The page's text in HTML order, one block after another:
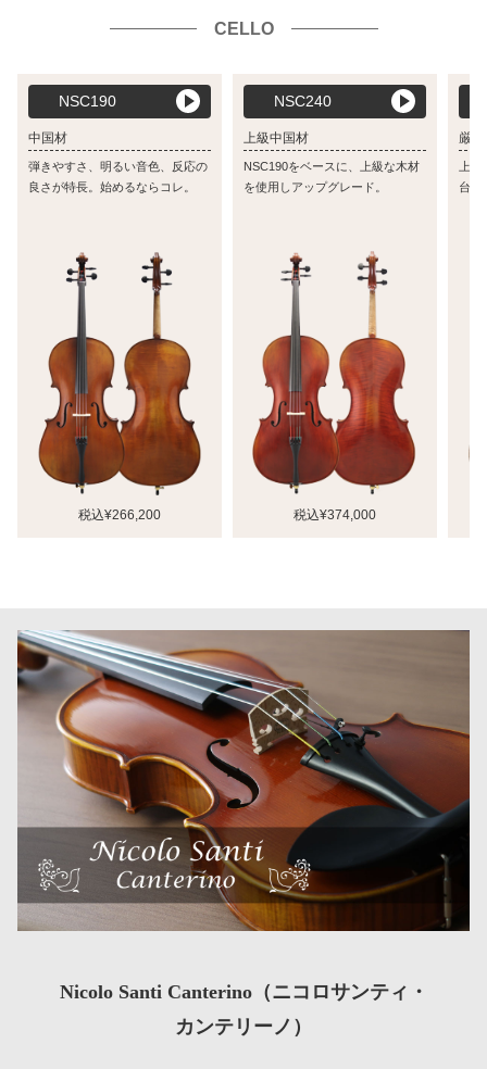
CELLO
NSC190
中国材
弾きやすさ、明るい音色、反応の
良さが特長。始めるならコレ。
税込¥266,200
NSC240
上級中国材
NSC190をベースに、上級な木材
を使用しアップグレード。
税込¥374,000
厳
上
台と
Nicolo Santi Canterino（ニコロサンティ・
カンテリーノ）